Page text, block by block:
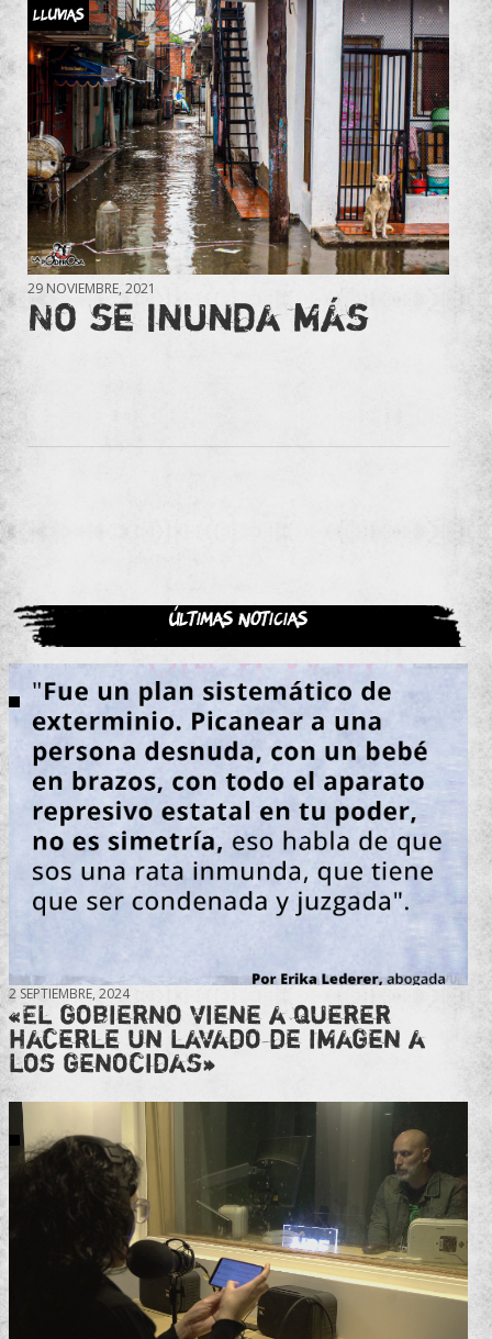
Lluvias
29 NOVIEMBRE, 2021
No se inunda más
Últimas noticias
2 SEPTIEMBRE, 2024
«El gobierno viene a querer
hacerle un lavado de imagen a
los genocidas»